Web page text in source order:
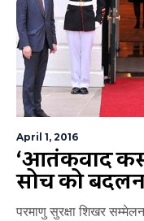
April 1, 2016
‘आतंकवाद
सोच को
परमाणु सुरक्षा शिखर